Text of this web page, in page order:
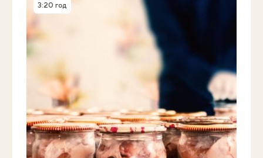
Час приготування
3:20 год